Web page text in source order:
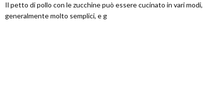
Il petto di pollo con le zucchine può essere cucinato in vari modi,
generalmente molto semplici, e g